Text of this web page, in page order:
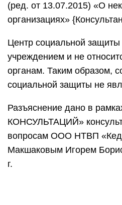
(ред. от 13.07.2015) «О
организациях»
Центр социальной
учреждением и не
органам. Таким образом,
социальной защиты не
Разъяснение дано в
КОНСУЛЬТАЦИЙ»
вопросам ООО НТВП
Макшаковым Игорем
г.